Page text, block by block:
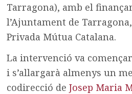
Tarragona), amb el
l’Ajuntament de
Privada Mútua Catalana.
La intervenció va
i s’allargarà almenys un
codirecció deJosep Maria